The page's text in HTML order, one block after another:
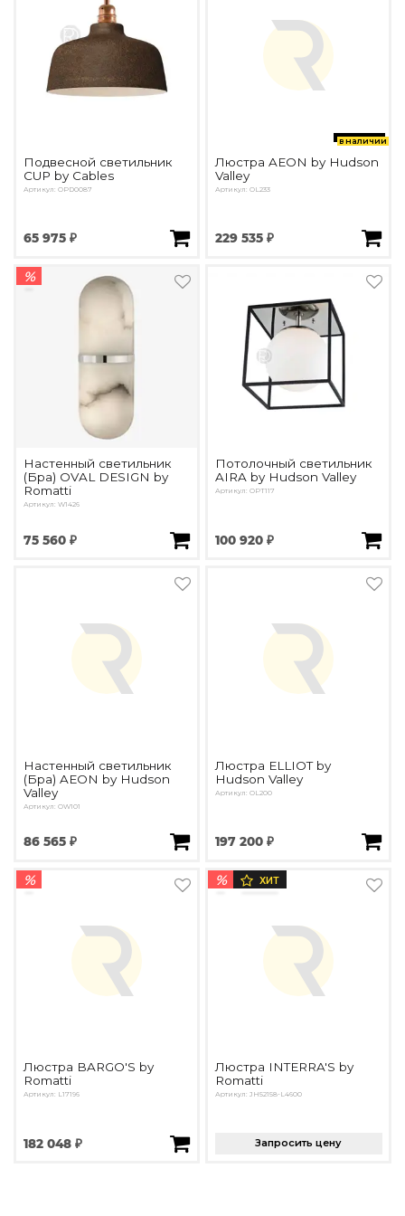
Подвесной светильник
CUP by Cables
Артикул: OPD0087
65 975 ₽
в наличии
Люстра AEON by Hudson
Valley
Артикул: OL233
229 535 ₽
%
Настенный светильник
(Бра) OVAL DESIGN by
Romatti
Артикул: W1426
75 560 ₽
Потолочный светильник
AIRA by Hudson Valley
Артикул: OPT117
100 920 ₽
Настенный светильник
(Бра) AEON by Hudson
Valley
Артикул: OW101
86 565 ₽
Люстра ELLIOT by
Hudson Valley
Артикул: OL200
197 200 ₽
%
Люстра BARGO'S by
Romatti
Артикул: L17196
182 048 ₽
% ХИТ
Люстра INTERRA'S by
Romatti
Артикул: JH52158-L4600
Запросить цену